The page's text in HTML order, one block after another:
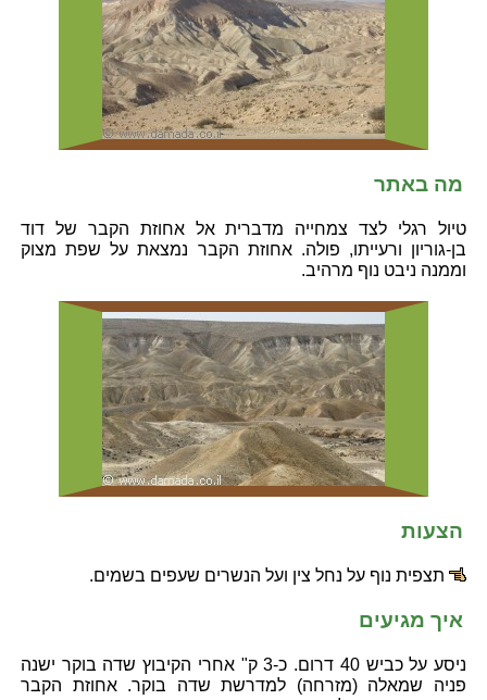
מה באתר
טיול רגלי לצד צמחייה מדברית אל אחוזת הקבר של דוד
בן-גוריון ורעייתו, פולה. אחוזת הקבר נמצאת על שפת מצוק
וממנה ניבט נוף מרהיב.
הצעות
תצפית נוף על נחל צין ועל הנשרים שעפים בשמים.
איך מגיעים
ניסע על כביש 40 דרום. כ-3 ק" אחרי הקיבוץ שדה בוקר ישנה
פניה שמאלה (מזרחה) למדרשת שדה בוקר. אחוזת הקבר